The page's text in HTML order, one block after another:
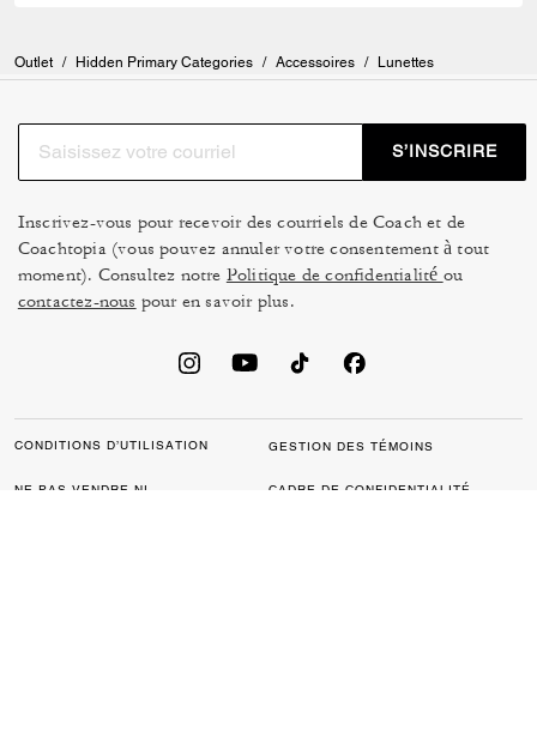
Outlet / Hidden Primary Categories / Accessoires / Lunettes
S’INSCRIRE
Inscrivez-vous pour recevoir des courriels de Coach et de
Coachtopia (vous pouvez annuler votre consentement à tout
moment). Consultez notre Politique de confidentialité ou
contactez-nous pour en savoir plus.
CONDITIONS D’UTILISATION GESTION DES TÉMOINS
NE PAS VENDRE NI
CADRE DE CONFIDENTIALITÉ